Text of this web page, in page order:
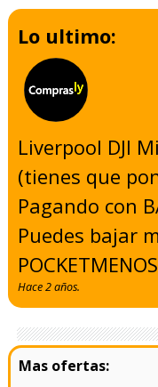
Lo ultimo:
Liverpool DJI
(tienes que
Pagando con
Puedes bajar
Hace 2 años.